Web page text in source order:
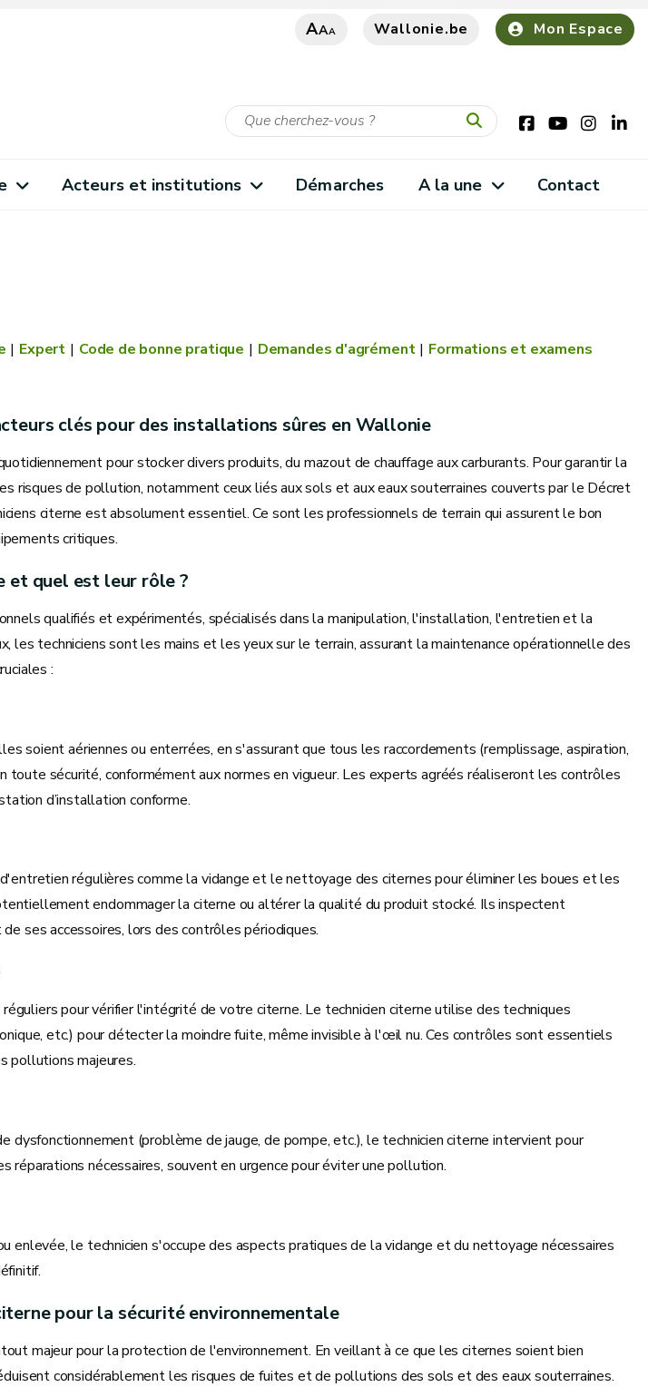
AAA Wallonie.be Mon Espace
Acteurs et institutions Démarches A la une Contact
Expert Code de bonne pratique Demandes d'agrément Formations et examens
clés pour des installations sûres en Wallonie
pour stocker divers produits, du mazout de chauffage aux carburants. Pour garantir la
risques de pollution, notamment ceux liés aux sols et aux eaux souterraines couverts par le Décret
citerne est absolument essentiel. Ce sont les professionnels de terrain qui assurent le bon
critiques.
et quel est leur rôle ?
qualifiés et expérimentés, spécialisés dans la manipulation, l'installation, l'entretien et la
les techniciens sont les mains et les yeux sur le terrain, assurant la maintenance opérationnelle des
:
soient aériennes ou enterrées, en s'assurant que tous les raccordements (remplissage, aspiration,
sécurité, conformément aux normes en vigueur. Les experts agréés réaliseront les contrôles
d’installation conforme.
régulières comme la vidange et le nettoyage des citernes pour éliminer les boues et les
endommager la citerne ou altérer la qualité du produit stocké. Ils inspectent
ses accessoires, lors des contrôles périodiques.
pour vérifier l'intégrité de votre citerne. Le technicien citerne utilise des techniques
etc.) pour détecter la moindre fuite, même invisible à l'œil nu. Ces contrôles sont essentiels
pollutions majeures.
dysfonctionnement (problème de jauge, de pompe, etc.), le technicien citerne intervient pour
nécessaires, souvent en urgence pour éviter une pollution.
enlevée, le technicien s'occupe des aspects pratiques de la vidange et du nettoyage nécessaires
pour la sécurité environnementale
majeur pour la protection de l'environnement. En veillant à ce que les citernes soient bien
considérablement les risques de fuites et de pollutions des sols et des eaux souterraines.